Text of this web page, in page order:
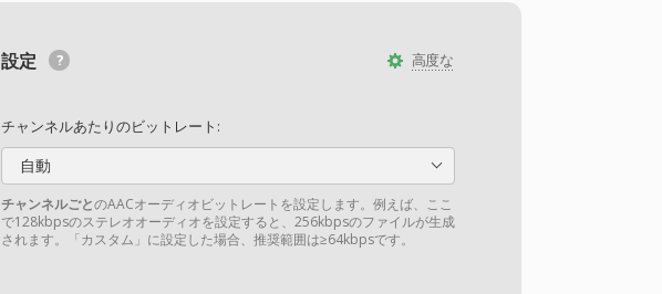
高度な
設定
チャンネルあたりのビットレート:
自動
チャンネルごとのAACオーディオビットレートを設定します。例えば、ここ
で128kbpsのステレオオーディオを設定すると、256kbpsのファイルが生成
されます。「カスタム」に設定した場合、推奨範囲は≥64kbpsです。